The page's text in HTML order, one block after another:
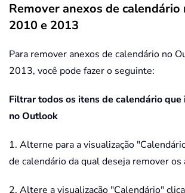
Remover anexos de
2010 e 2013
Para remover anexos de calendário no
2013, você pode fazer o seguinte:
Filtrar todos os itens de calendário que
no Outlook
1. Alterne para a visualização
de calendário da qual deseja remover os
2. Altere a visualização "Calendário"